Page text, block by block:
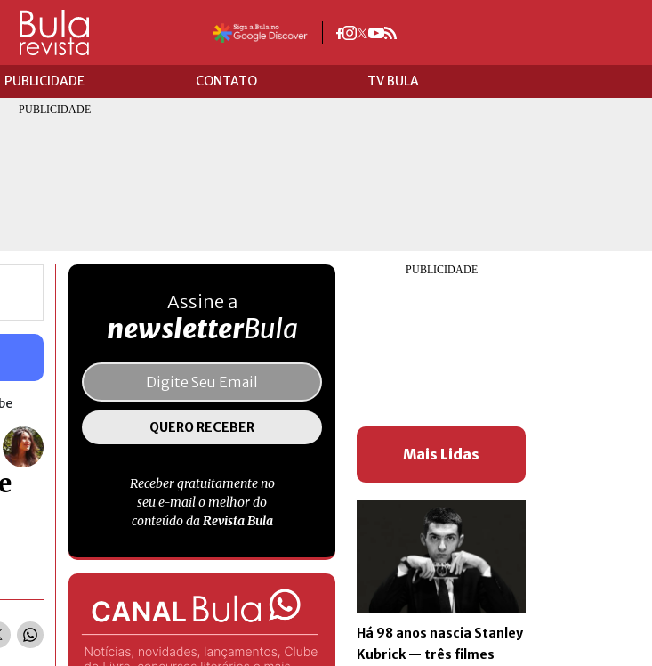
PUBLICIDADE CONTATO TV BULA
Assine a
newsletterBula
Receber gratuitamente no
seu e-mail o melhor do
conteúdo daRevista Bula
Mais Lidas
Há 98 anos nascia Stanley
Kubrick — três filmes